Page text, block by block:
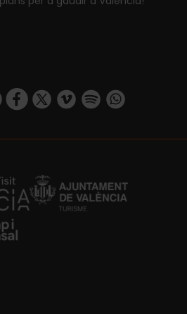
valencia/mycompany/ visit_valencia/
www.youtube.com/user/
https://www.facebook.com/
https://twitter.com/
https://vimeo.com/
https://https://api.whatsapp.com/